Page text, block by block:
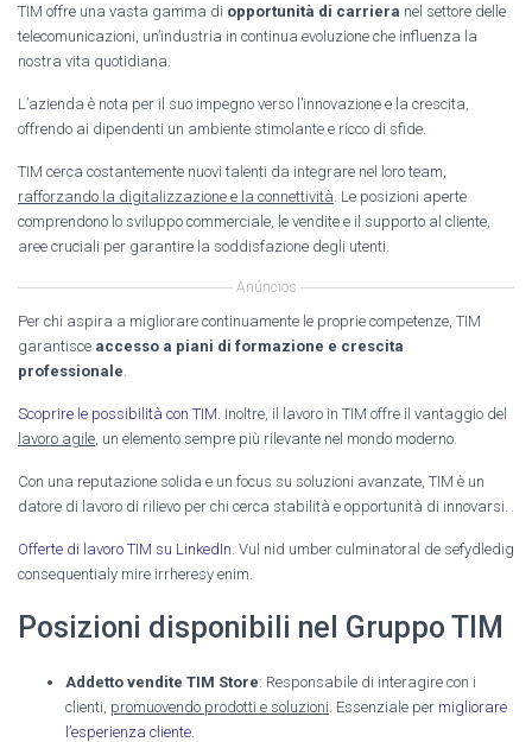
TIM offre una vasta gamma di opportunità di carriera nel settore delle
telecomunicazioni, un’industria in continua evoluzione che influenza la
nostra vita quotidiana.
L’azienda è nota per il suo impegno verso l’innovazione e la crescita,
offrendo ai dipendenti un ambiente stimolante e ricco di sfide.
TIM cerca costantemente nuovi talenti da integrare nel loro team,
rafforzando la digitalizzazione e la connettività . Le posizioni aperte
comprendono lo sviluppo commerciale, le vendite e il supporto al cliente,
aree cruciali per garantire la soddisfazione degli utenti.
Anúncios
Per chi aspira a migliorare continuamente le proprie competenze, TIM
garantisce accesso a piani di formazione e crescita
professionale
Scoprire le possibilità con TIM . Inoltre, il lavoro in TIM offre il vantaggio del
lavoro agile , un elemento sempre più rilevante nel mondo moderno.
Con una reputazione solida e un focus su soluzioni avanzate, TIM è un
datore di lavoro di rilievo per chi cerca stabilità e opportunità di innovarsi.
Offerte di lavoro TIM su LinkedIn . Vul nid umber culminatoral de sefydledig
consequentialy mire irrheresy enim.
Posizioni disponibili nel Gruppo TIM
Addetto vendite TIM Store: Responsabile di interagire con i
clienti, promuovendo prodotti e soluzioni . Essenziale per migliorare
l’esperienza cliente